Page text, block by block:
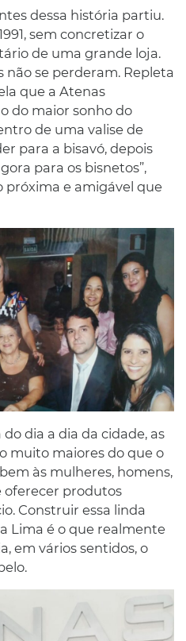
dessa história partiu.
sem concretizar o
de uma grande loja.
não se perderam. Repleta
que a Atenas
do maior sonho do
de uma valise de
para a bisavó, depois
para os bisnetos”,
próxima e amigável que
dia a dia da cidade, as
muito maiores do que o
às mulheres, homens,
oferecer produtos
Construir essa linda
Lima é o que realmente
em vários sentidos, o